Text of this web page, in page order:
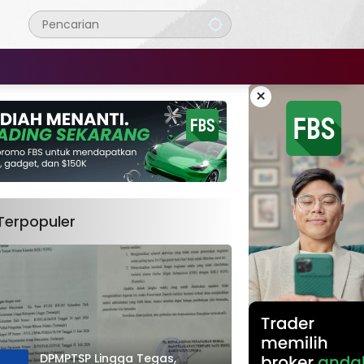
×
DPMPTSP Lingga Tegas,